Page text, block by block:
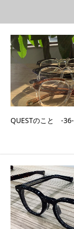
QUESTのこと ‐36‐